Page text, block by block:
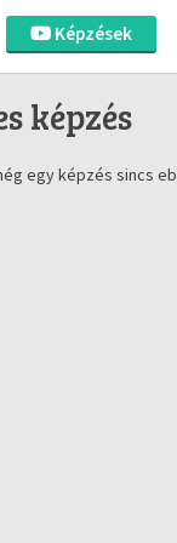
Képzések
képzés
egy képzés sincs